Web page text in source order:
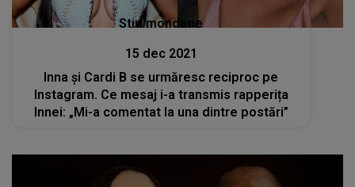
Stiri mondene
15 dec 2021
Inna și Cardi B se urmăresc reciproc pe
Instagram. Ce mesaj i-a transmis rapperița
Innei: „Mi-a comentat la una dintre postări”